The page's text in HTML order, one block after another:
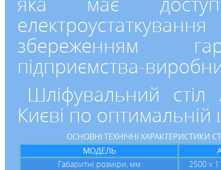
збереженням
підприємства-
Шліфувальний
Києві по оптимальній
ОСНОВНІ ТЕХНІЧНІ ХАРАКТЕРИСТИКИ
МОДЕЛЬ
Габаритні розміри, мм
2500 х